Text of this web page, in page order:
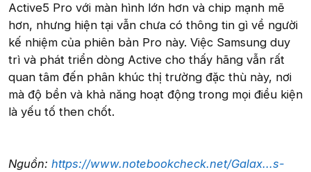
Active5 Pro với màn hình lớn hơn và chip mạnh mẽ
hơn, nhưng hiện tại vẫn chưa có thông tin gì về người
kế nhiệm của phiên bản Pro này. Việc Samsung duy
trì và phát triển dòng Active cho thấy hãng vẫn rất
quan tâm đến phân khúc thị trường đặc thù này, nơi
mà độ bền và khả năng hoạt động trong mọi điều kiện
là yếu tố then chốt.
Nguồn: https://www.notebookcheck.net/Galax...s-